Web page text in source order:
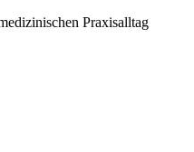
Praxisalltag